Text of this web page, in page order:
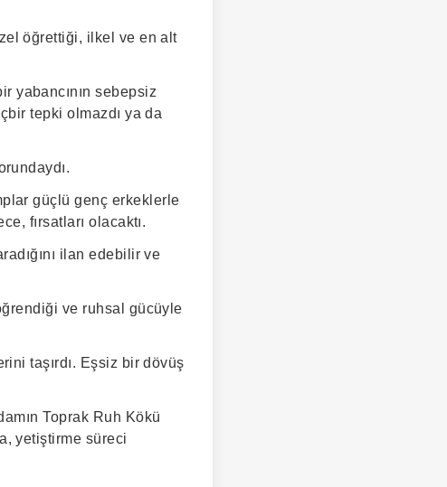
öğrettiği, ilkel ve en alt
yabancının sebepsiz
tepki olmazdı ya da
güçlü genç erkeklerle
fırsatları olacaktı.
ilan edebilir ve
ve ruhsal gücüyle
taşırdı. Eşsiz bir dövüş
Toprak Ruh Kökü
yetiştirme süreci